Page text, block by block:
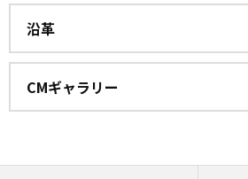
沿革
CMギャラリー